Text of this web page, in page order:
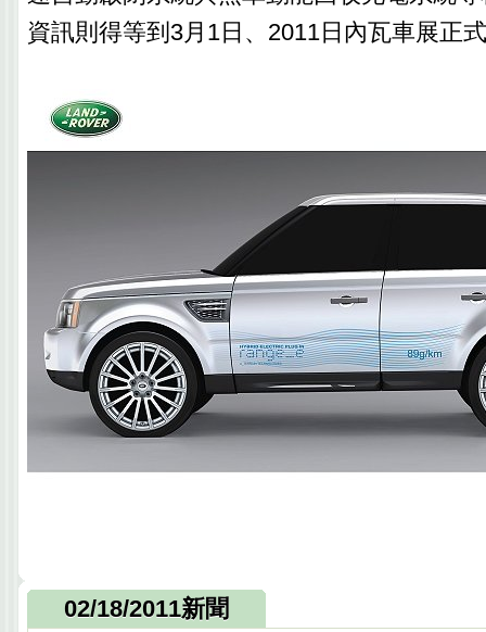
資訊則得等到3月1日、2011日內瓦車展正
02/18/2011新聞